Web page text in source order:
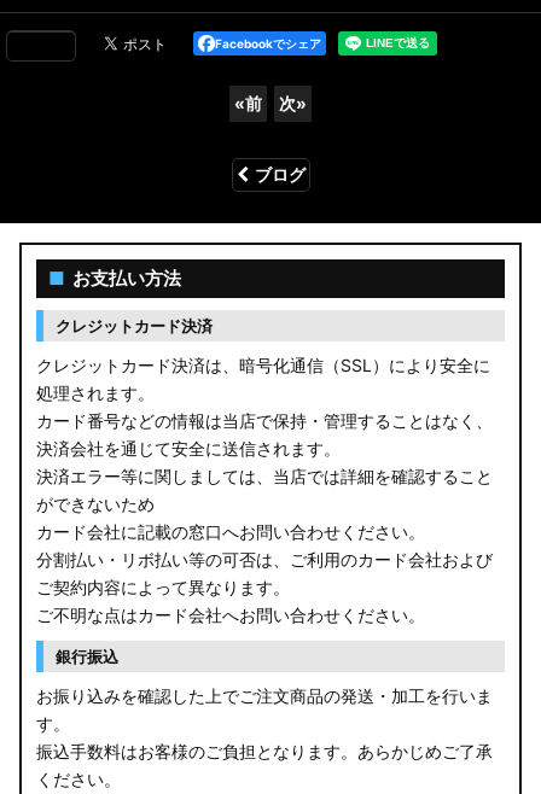
Facebookでシェア
«前 次»
ブログ
■ お支払い方法
クレジットカード決済
クレジットカード決済は、暗号化通信（SSL）により安全に
処理されます。
カード番号などの情報は当店で保持・管理することはなく、
決済会社を通じて安全に送信されます。
決済エラー等に関しましては、当店では詳細を確認すること
ができないため
カード会社に記載の窓口へお問い合わせください。
分割払い・リボ払い等の可否は、ご利用のカード会社および
ご契約内容によって異なります。
ご不明な点はカード会社へお問い合わせください。
銀行振込
お振り込みを確認した上でご注文商品の発送・加工を行いま
す。
振込手数料はお客様のご負担となります。あらかじめご了承
ください。